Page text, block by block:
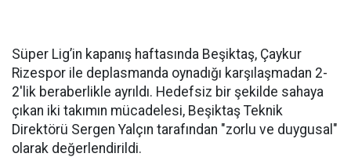
Süper Lig’in kapanış haftasında Beşiktaş, Çaykur
Rizespor ile deplasmanda oynadığı karşılaşmadan 2-
2'lik beraberlikle ayrıldı. Hedefsiz bir şekilde sahaya
çıkan iki takımın mücadelesi, Beşiktaş Teknik
Direktörü Sergen Yalçın tarafından "zorlu ve duygusal"
olarak değerlendirildi.